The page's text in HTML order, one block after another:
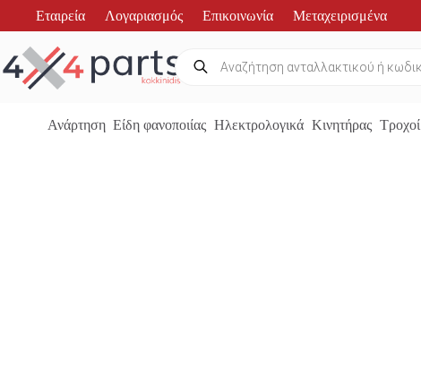
Εταιρεία Λογαριασμός Επικοινωνία Μεταχειρισμένα
Products
search
Ανάρτηση Είδη φανοποιίας Ηλεκτρολογικά Κινητήρας Τροχοί